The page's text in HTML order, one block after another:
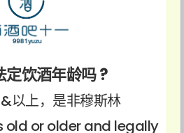
具代表性的一支。
锦」酿制，并精磨至 35%，
富层次感的风格。香气以
蜜瓜调性为主，入口
好平衡，尾韵清爽悠长。
定饮酒年龄吗 ?
以上，是非穆斯林
old or older and legally